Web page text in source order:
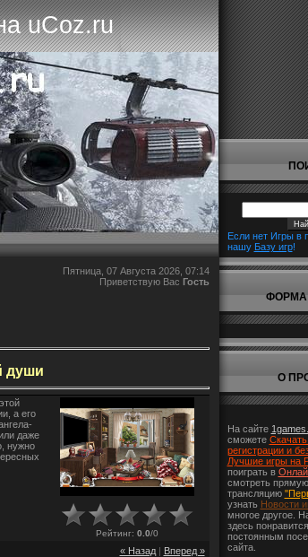
uCoz.ru
Пятница, 07 Августа 2026, 07:14
Приветствую Вас Гость
души
а его
даже
нужно
Рейтинг: 0.0/0
« Назад| Вперед »
Если нет Игры в
нашу Базу игр!
ФОРМА
О
На сайте
сможете
регистрации и
Лучшие игры на
поиграть в
смотреть
трансляцию
узнать Новости
многое другое.
здесь
постоянным
сайта.